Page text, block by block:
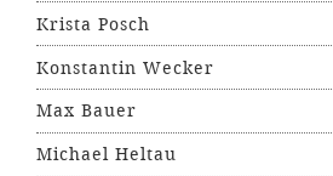
Krista Posch
Konstantin Wecker
Max Bauer
Michael Heltau